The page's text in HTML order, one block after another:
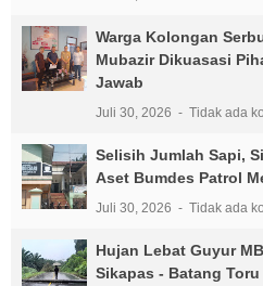
Warga Kolongan
Mubazir Dikuasasi
Jawab
Juli 30, 2026 Tidak ada
Selisih Jumlah Sapi,
Aset Bumdes Patrol
Juli 30, 2026 Tidak ada
Hujan Lebat Guyur
Sikapas - Batang